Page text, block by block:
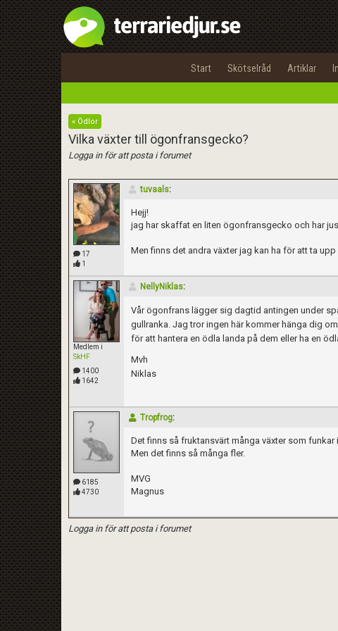
Start Skötselråd Artiklar
« Ödlor
Vilka växter till ögonfransgecko?
Logga in för att posta i forumet
17
1
tuvaals:
Hejj!
jag har skaffat en liten ögonfransgecko och har
Men finns det andra växter jag kan ha för att ta
Medlem i
SkHF
1400
1642
NellyNiklas:
Vår ögonfrans lägger sig dagtid antingen under
gullranka. Jag tror ingen här kommer hänga dig
för att hantera en ödla landa på dem eller ha en
Mvh
Niklas
6185
4730
Tropfrog:
Det finns så fruktansvärt många växter som
Men det finns så många fler.
MVG
Magnus
Logga in för att posta i forumet